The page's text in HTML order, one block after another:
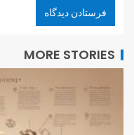
MORE STORIES